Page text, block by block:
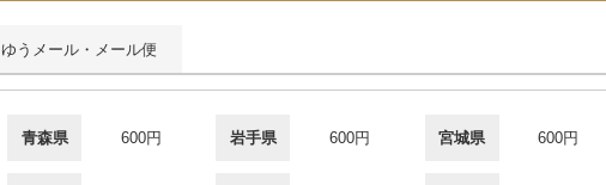
ゆうメール・メール便
青森県 600円 岩手県 600円 宮城県 600円